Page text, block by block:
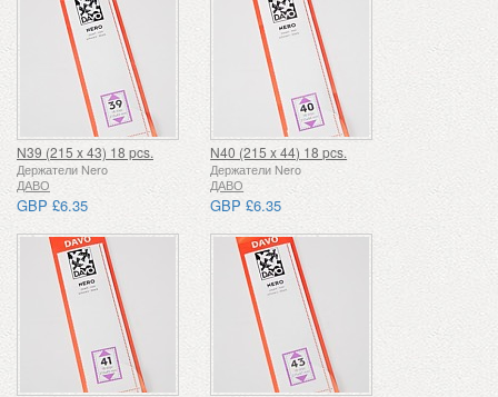
N39 (215 x 43) 18 pcs.
Держатели Nero
ДАВО
GBP £6.35
N40 (215 x 44) 18 pcs.
Держатели Nero
ДАВО
GBP £6.35